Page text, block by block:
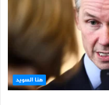
هنا السويد